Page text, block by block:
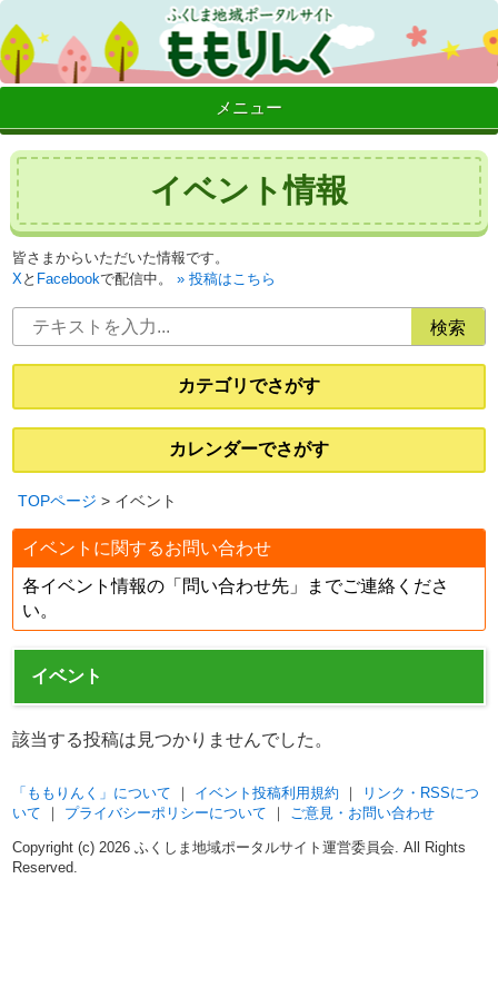
メニュー
イベント情報
皆さまからいただいた情報です。
Xと Facebookで配信中。 投稿はこちら
カテゴリでさがす
カレンダーでさがす
TOPページ > イベント
イベントに関するお問い合わせ
各イベント情報の「問い合わせ先」までご連絡くださ
い。
イベント
該当する投稿は見つかりませんでした。
「ももりんく」について イベント投稿利用規約
リンク・RSSにつ
いて
プライバシーポリシーについて ご意見・お問い合わせ
Copyright (c) 2026 ふくしま地域ポータルサイト運営委員会. All Rights
Reserved.